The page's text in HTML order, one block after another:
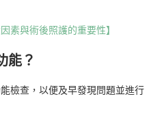
素與術後照護的重要性】
能？
檢查，以便及早發現問題並進行